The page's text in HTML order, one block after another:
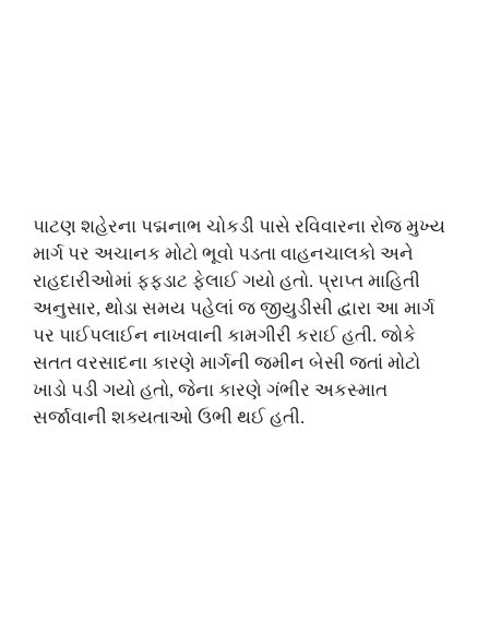
પાટણ શહેરના પદ્મનાભ ચોકડી પાસે રવિવારના રોજ મુખ્ય
માર્ગ પર અચાનક મોટો ભૂવો પડતા વાહનચાલકો અને
રાહદારીઓમાં ફફડાટ ફેલાઈ ગયો હતો. પ્રાપ્ત માહિતી
અનુસાર, થોડા સમય પહેલાં જ જીયુડીસી દ્વારા આ માર્ગ
પર પાઈપલાઈન નાખવાની કામગીરી કરાઈ હતી. જોકે
સતત વરસાદના કારણે માર્ગની જમીન બેસી જતાં મોટો
ખાડો પડી ગયો હતો, જેના કારણે ગંભીર અકસ્માત
સર્જાવાની શક્યતાઓ ઉભી થઈ હતી.